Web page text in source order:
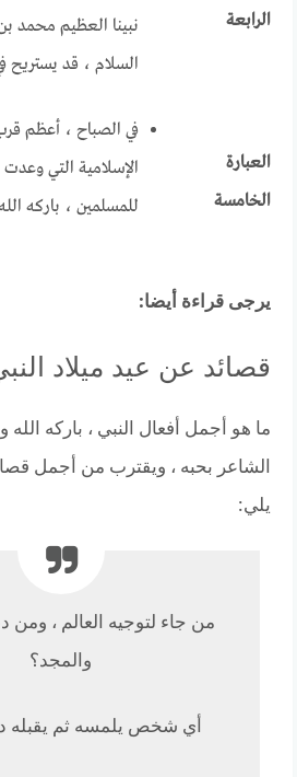
الرابعة
نبينا العظيم محمد
السلام ، قد يستريح
العبارة
الخامسة
في الصباح ، أعظم
الإسلامية التي وعدت
للمسلمين ، باركه
يرجى قراءة أيضا:
قصائد عن عيد ميلاد
ما هو أجمل أفعال النبي ، باركه
الشاعر بحبه ، ويقترب من أجمل
يلي:
من جاء لتوجيه العالم ، ومن
والمجد؟
أي شخص يلمسه ثم يقبله